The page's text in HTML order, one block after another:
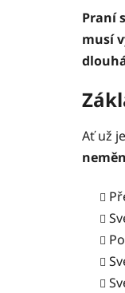
Praní
musí
Ať už